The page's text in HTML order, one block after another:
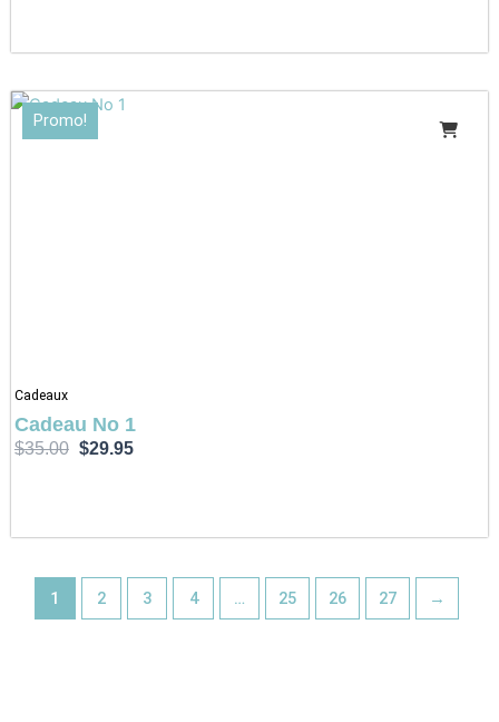
Promo!
Cadeaux
Cadeau No 1
$35.00
Le
prix
initial
$29.95
1 2 3 4 … 25 26 27 →